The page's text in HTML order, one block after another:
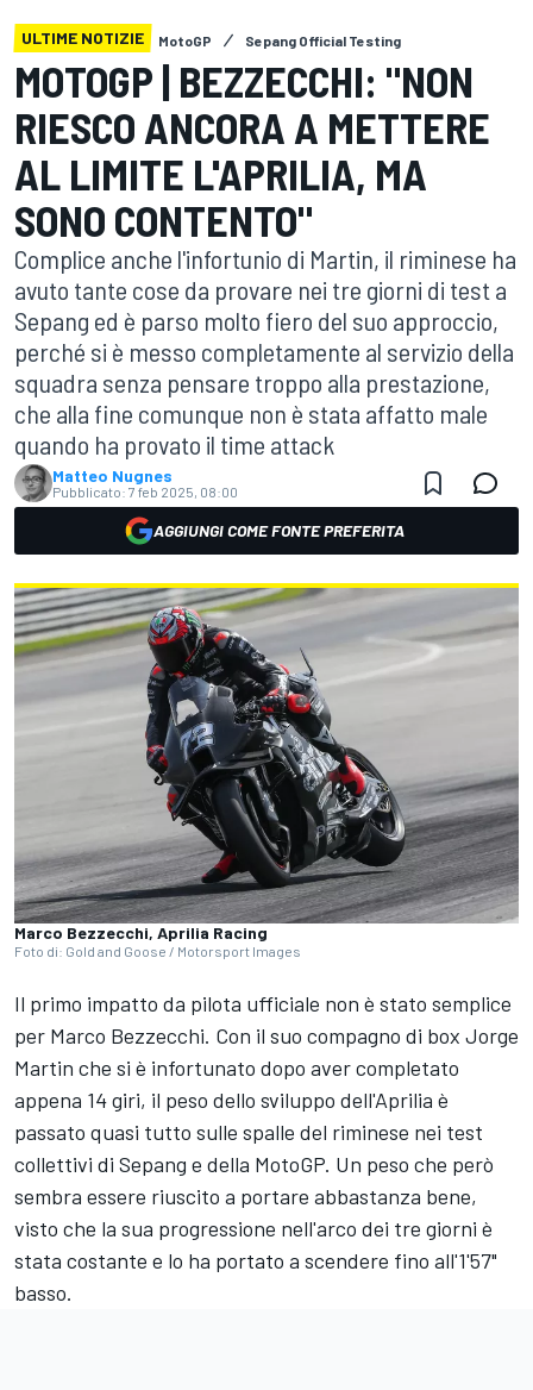
ULTIME NOTIZIE MotoGP Sepang Official Testing
MOTOGP | BEZZECCHI: "NON
RIESCO ANCORA A METTERE
AL LIMITE L'APRILIA, MA
SONO CONTENTO"
Complice anche l'infortunio di Martin, il riminese ha
avuto tante cose da provare nei tre giorni di test a
Sepang ed è parso molto fiero del suo approccio,
perché si è messo completamente al servizio della
squadra senza pensare troppo alla prestazione,
che alla fine comunque non è stata affatto male
quando ha provato il time attack
Matteo Nugnes
Pubblicato: 7 feb 2025, 08:00
AGGIUNGI COME FONTE PREFERITA
Marco Bezzecchi, Aprilia Racing
Foto di: Gold and Goose / Motorsport Images
Il primo impatto da pilota ufficiale non è stato semplice
per Marco Bezzecchi. Con il suo compagno di box Jorge
Martin che si è infortunato dopo aver completato
appena 14 giri, il peso dello sviluppo dell'Aprilia è
passato quasi tutto sulle spalle del riminese nei test
collettivi di Sepang e della MotoGP. Un peso che però
sembra essere riuscito a portare abbastanza bene,
visto che la sua progressione nell'arco dei tre giorni è
stata costante e lo ha portato a scendere fino all'1'57"
basso.